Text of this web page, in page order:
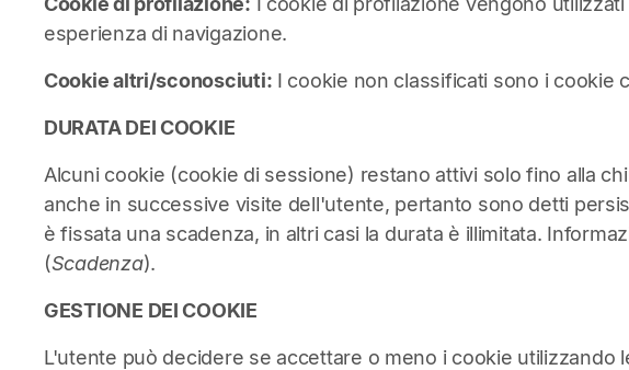
esperienza di navigazione.
Cookie altri/sconosciuti: I cookie non classificati sono i cookie
DURATA DEI COOKIE
Alcuni cookie (cookie di sessione) restano attivi solo fino alla
anche in successive visite dell'utente, pertanto sono detti
è fissata una scadenza, in altri casi la durata è illimitata.
(Scadenza).
GESTIONE DEI COOKIE
L'utente può decidere se accettare o meno i cookie utilizzando